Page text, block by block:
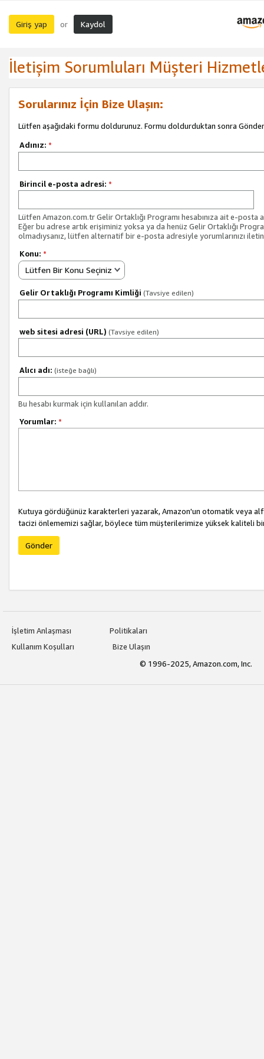
Giriş yap or Kaydol
İletişim Sorumluları Müşteri
Sorularınız İçin Bize Ulaşın:
Lütfen aşağıdaki formu doldurunuz. Formu doldurduktan sonra Gönder
Adınız: *
Birincil e-posta adresi: *
Lütfen Amazon.com.tr Gelir Ortaklığı Programı hesabınıza ait e-posta
Eğer bu adrese artık erişiminiz yoksa ya da henüz Gelir Ortaklığı
olmadıysanız, lütfen alternatif bir e-posta adresiyle yorumlarınızı
Konu: *
Lütfen Bir Konu Seçiniz
Gelir Ortaklığı Programı Kimliği (Tavsiye edilen)
web sitesi adresi (URL) (Tavsiye edilen)
Alıcı adı: (isteğe bağlı)
Bu hesabı kurmak için kullanılan addır.
Yorumlar: *
Kutuya gördüğünüz karakterleri yazarak, Amazon'un otomatik veya
tacizi önlememizi sağlar, böylece tüm müşterilerimize yüksek kaliteli
Gönder
İşletim Anlaşması
Politikaları
Kullanım Koşulları
Bize Ulaşın
© 1996-2025, Amazon.com, Inc.